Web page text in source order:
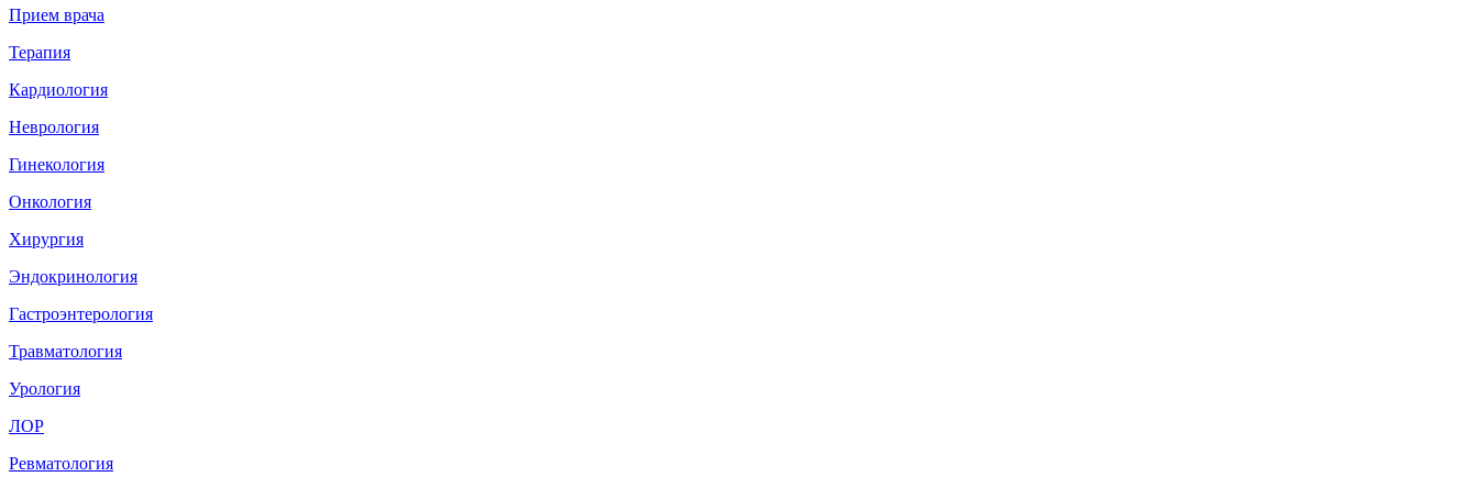
Прием врача
Терапия
Кардиология
Неврология
Гинекология
Онкология
Хирургия
Эндокринология
Гастроэнтерология
Травматология
Урология
ЛОР
Ревматология